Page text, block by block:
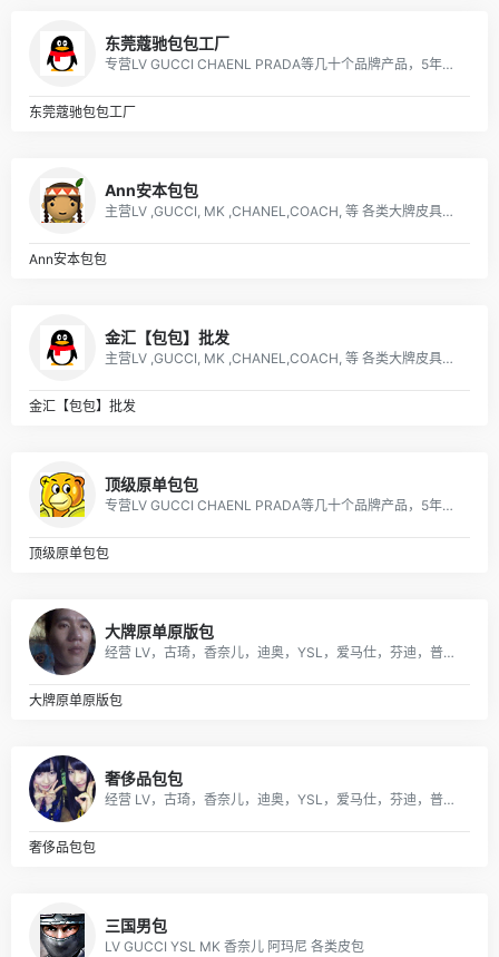
东莞蔻驰包包工厂
专营LV GUCCI CHAENL PRADA等几十个品牌产品，5年的品牌经营经验，最低价出货，质量保证，10天无理由退换
东莞蔻驰包包工厂
Ann安本包包
主营LV ,GUCCI, MK ,CHANEL,COACH, 等 各类大牌皮具、男女包、钱包. 描述: 广州 厂家直销 ，价格优惠
Ann安本包包
金汇【包包】批发
主营LV ,GUCCI, MK ,CHANEL,COACH, 等 各类大牌皮具、男女包、钱包. 描述: 广州 厂家直销 ，价格优惠
金汇【包包】批发
顶级原单包包
专营LV GUCCI CHAENL PRADA等几十个品牌产品，5年的品牌经营经验，最低价出货，质量保证，10天无理由退换
顶级原单包包
大牌原单原版包
经营 LV，古琦，香奈儿，迪奥，YSL，爱马仕，芬迪，普拉达等国际一线名包，工厂放货，外贸首选。
大牌原单原版包
奢侈品包包
经营 LV，古琦，香奈儿，迪奥，YSL，爱马仕，芬迪，普拉达等国际一线名包，工厂放货，外贸首选。
奢侈品包包
三国男包
LV GUCCI YSL MK 香奈儿 阿玛尼 各类皮包